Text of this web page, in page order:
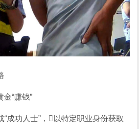
“赚钱”
“成功人士”，以特定职业身份获取